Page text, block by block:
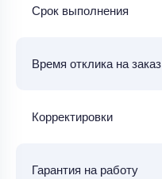
Срок выполнения
Время отклика на заказ
Корректировки
Гарантия на работу